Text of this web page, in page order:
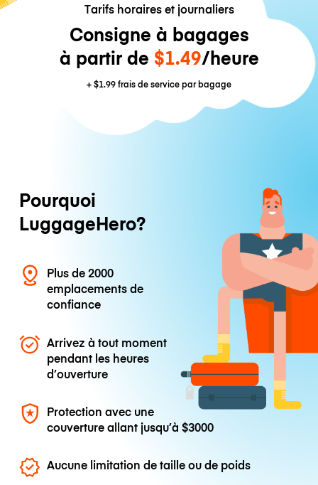
Tarifs horaires et journaliers
Consigne à bagages
à partir de $1.49/heure
+$1.99frais de service par bagage
Pourquoi
LuggageHero?
Plus de 2000
emplacements de
confiance
Arrivez à tout moment
pendant les heures
d’ouverture
Protection avec une
couverture allant jusqu’à$3000
Aucune limitation de taille ou de poids